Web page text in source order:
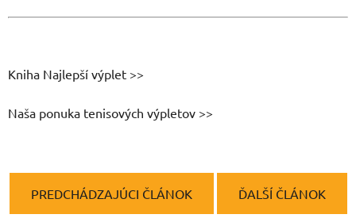
Kniha Najlepší výplet >>
Naša ponuka tenisových výpletov >>
PREDCHÁDZAJÚCI ČLÁNOK ĎALŠÍ ČLÁNOK